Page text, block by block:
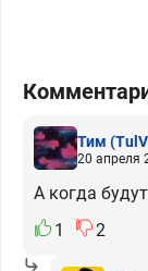
Тим
20 апреля
А когда
1
2